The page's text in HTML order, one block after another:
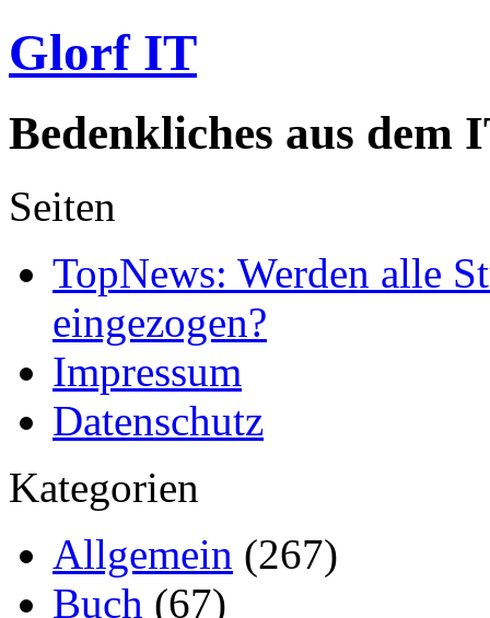
Glorf IT
Bedenkliches aus dem
Seiten
TopNews: Werden alle
eingezogen?
Impressum
Datenschutz
Kategorien
Allgemein (267)
Buch (67)